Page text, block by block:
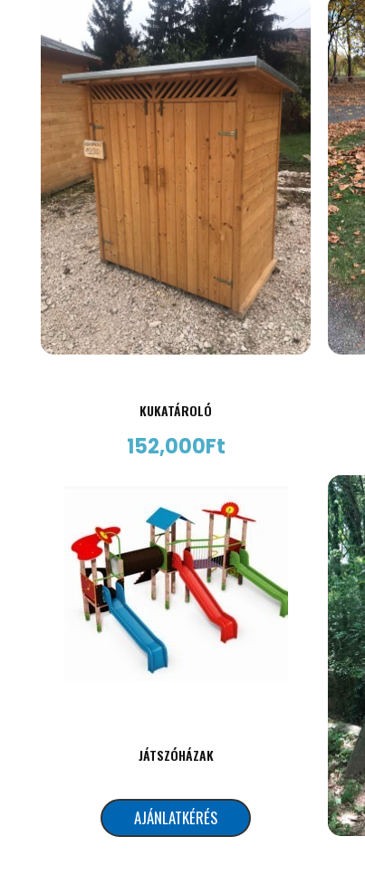
KUKATÁROLÓ
152,000Ft
JÁTSZÓHÁZAK
AJÁNLATKÉRÉS